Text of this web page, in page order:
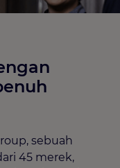
sebuah
45 merek,